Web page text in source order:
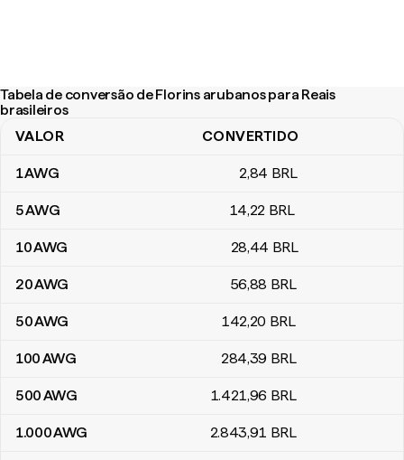
Tabela de conversão de Florins arubanos para Reais
brasileiros
Tabela de conversão de Florins arubanos para Reais brasileiros
VALOR CONVERTIDO
1AWG 2,84 BRL
5AWG 14,22 BRL
10AWG 28,44 BRL
20AWG 56,88 BRL
50AWG 142,20 BRL
100AWG 284,39 BRL
500AWG 1.421,96 BRL
1.000AWG 2.843,91 BRL